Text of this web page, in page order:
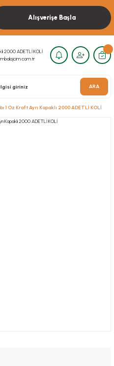
Alışverişe Başla
ARA
1 Oz Kraft Ayrı Kapaklı 2000 ADETLİ KOLİ